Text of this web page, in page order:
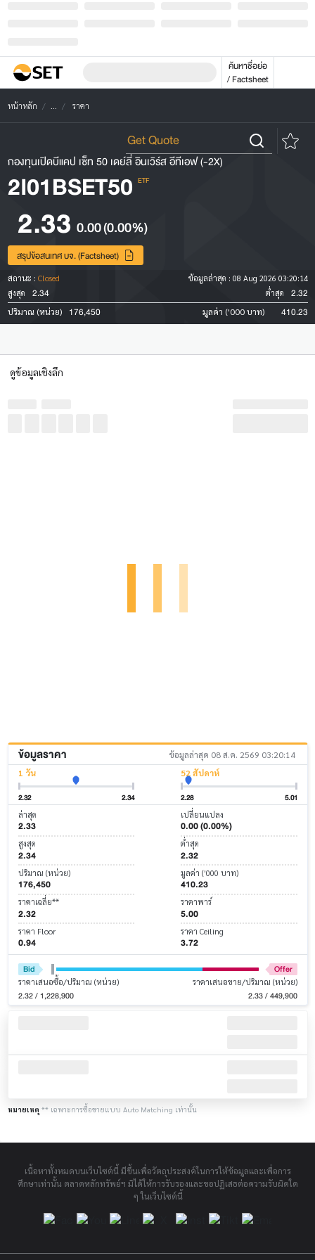
ค้นหาชื่อย่อ
/ Factsheet
หน้าหลัก ราคา
กองทุนเปิดบีแคป เซ็ท 50 เดย์ลี่ อินเวิร์ส อีทีเอฟ (-2X)
2I01BSET50 ETF
2.33 0.00(0.00%)
สรุปข้อสนเทศ บจ. (Factsheet)
สถานะ : Closed ข้อมูลล่าสุด : 08 Aug 2026 03:20:14
สูงสุด
2.34 ต่ำสุด 2.32
ปริมาณ (หน่วย) 176,450 มูลค่า ('000 บาท) 410.23
ดูข้อมูลเชิงลึก
ข้อมูลราคา
ข้อมูลล่าสุด 08 ส.ค. 2569 03:20:14
1 วัน
2.32 2.34
52 สัปดาห์
2.28 5.01
ล่าสุด
2.33
เปลี่ยนแปลง
0.00 (0.00%)
สูงสุด
2.34
ต่ำสุด
2.32
ปริมาณ (หน่วย)
176,450
มูลค่า ('000 บาท)
410.23
ราคาเฉลี่ย**
2.32
ราคาพาร์
5.00
ราคา Floor
0.94
ราคา Ceiling
3.72
Bid Offer
ราคาเสนอซื้อ/ปริมาณ (หน่วย)
2.32 / 1,228,900
ราคาเสนอขาย/ปริมาณ (หน่วย)
2.33 / 449,900
หมายเหตุ ** เฉพาะการซื้อขายแบบ Auto Matching เท่านั้น
เนื้อหาทั้งหมดบนเว็บไซต์นี้ มีขึ้นเพื่อวัตถุประสงค์ในการให้ข้อมูลและเพื่อการ
ศึกษาเท่านั้น ตลาดหลักทรัพย์ฯ มิได้ให้การรับรองและขอปฏิเสธต่อความรับผิดใด
ๆ ในเว็บไซต์นี้